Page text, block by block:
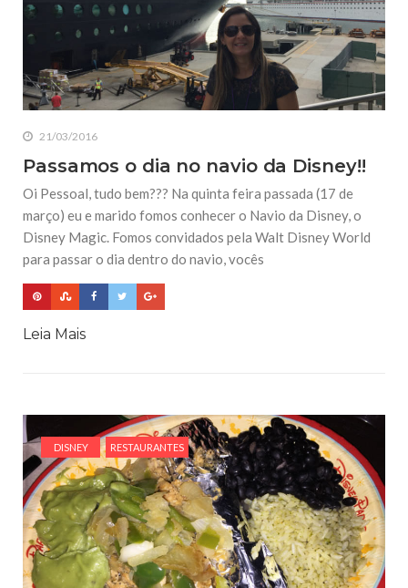
21/03/2016
Passamos o dia no navio da Disney!!
Oi Pessoal, tudo bem??? Na quinta feira passada (17 de
março) eu e marido fomos conhecer o Navio da Disney, o
Disney Magic. Fomos convidados pela Walt Disney World
para passar o dia dentro do navio, vocês
Leia Mais
DISNEY RESTAURANTES